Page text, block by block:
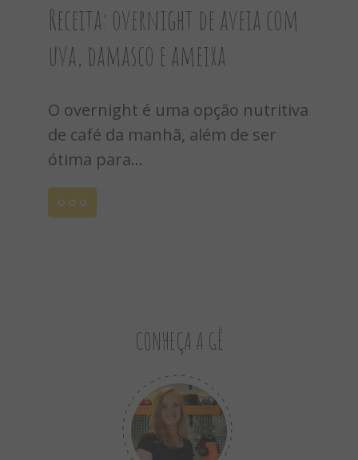
Receita: overnight de aveia com
uva, damasco e ameixa
O overnight é uma opção nutritiva
de café da manhã, além de ser
ótima para...
CONHEÇA A GÊ